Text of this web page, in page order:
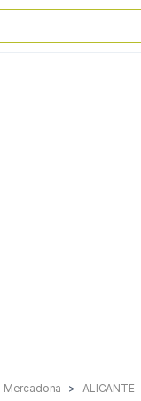
Mercadona ALICANTE